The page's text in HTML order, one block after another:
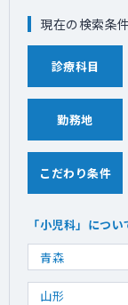
現在の検索条件
診療科目
勤務地
こだわり条件
「小児科」につ
青森
山形